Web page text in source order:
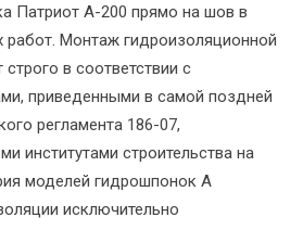
Патриот А-200 прямо на шов в
работ. Монтаж гидроизоляционной
в соответствии с
приведенными в самой поздней
регламента 186-07,
институтами строительства на
моделей гидрошпонок А
исключительно